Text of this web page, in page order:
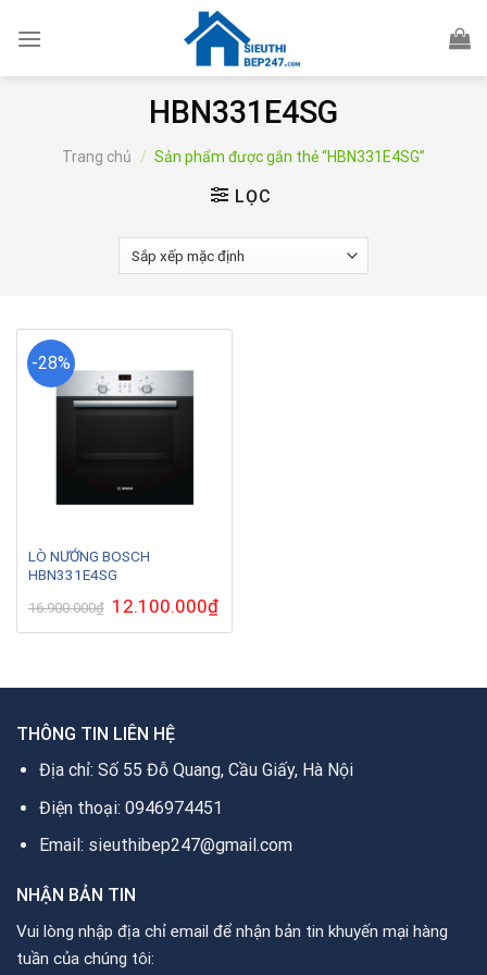
HBN331E4SG
Trang chủ / Sản phẩm được gắn thẻ “HBN331E4SG”
LỌC
-28%
LÒ NƯỚNG BOSCH
HBN331E4SG
16.900.000₫ Giá
gốc
là:
12.100.000₫Giá
hiện
tại
THÔNG TIN LIÊN HỆ
Địa chỉ: Số 55 Đỗ Quang, Cầu Giấy, Hà Nội
Điện thoại: 0946974451
Email: sieuthibep247@gmail.com
NHẬN BẢN TIN
Vui lòng nhập địa chỉ email để nhận bản tin khuyến mại hàng
tuần của chúng tôi: